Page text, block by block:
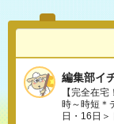
編集部イ
【完全在
時～時短＊
日・16日